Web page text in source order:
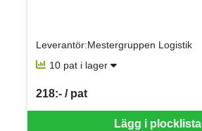
Leverantör:Mestergruppen Logistik
10 pat i lager
Lägg i plocklista
218:- / pat
SEK per PAT